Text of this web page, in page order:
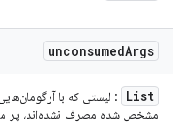
unconsumedArgs
List
: لیستی که با
مشخص شده مصرف نشده‌اند، پر